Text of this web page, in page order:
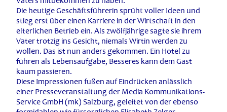
Die heutige Geschäftsführerin sprüht voller Ideen und
stieg erst über einen Karriere in der Wirtschaft in den
elterlichen Betrieb ein. Als zwölfjährige sagte sie ihrem
Vater trotzig ins Gesicht, niemals Wirtin werden zu
wollen. Das ist nun anders gekommen. Ein Hotel zu
führen als Lebensaufgabe, Besseres kann dem Gast
kaum passieren.
Diese Impressionen fußen auf Eindrücken anlässlich
einer Presseveranstaltung der Media Kommunikations-
Service GmbH (mk) Salzburg, geleitet von der ebenso